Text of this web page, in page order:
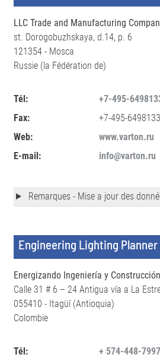
LLC Trade and Manufacturing
st. Dorogobuzhskaya, d.14, p. 6
121354 - Mosca
Russie (la Fédération de)
Tél:
+7-495-
Fax:
+7-495-6498133
Web:
www.varton.ru
E-mail:
info@varton.ru
Remarques - Mise a jour des
Engineering Lighting Planner
Energizando Ingeniería y
Calle 31 # 6 – 24 Antigua vía a La
055410 - Itagüí (Antioquia)
Colombie
Tél:
+ 574-448-7997